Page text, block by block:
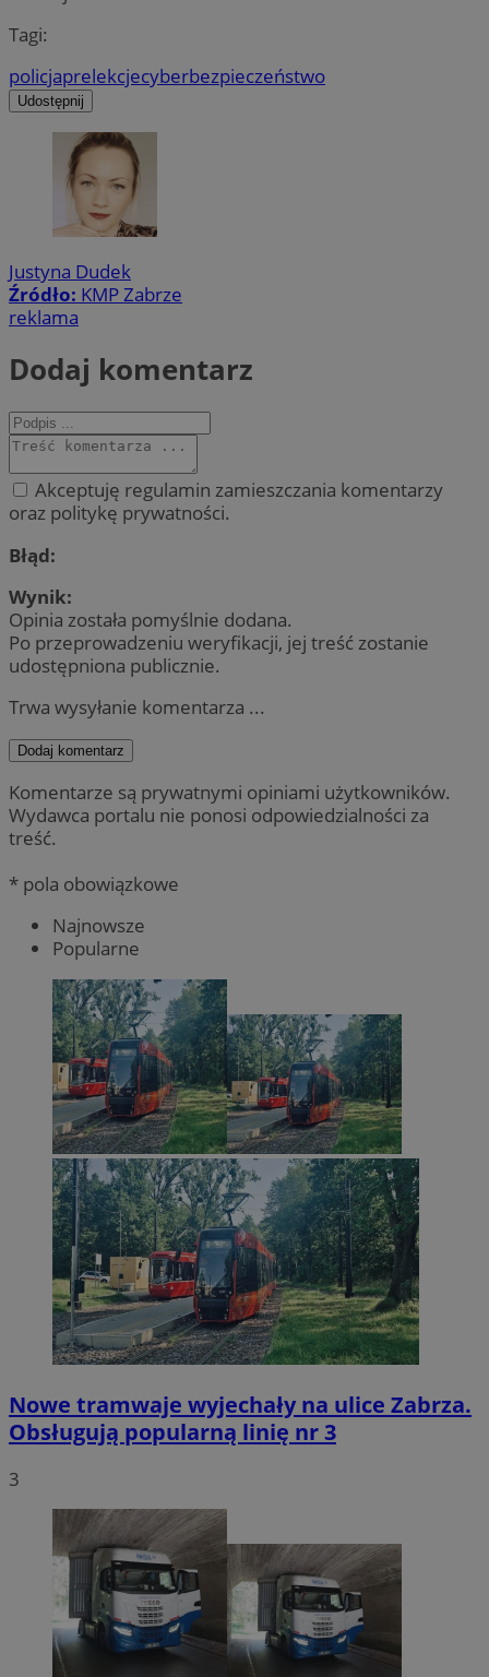
Tagi:
policjaprelekcjecyberbezpieczeństwo
Udostępnij
Justyna Dudek
Źródło: KMP Zabrze
reklama
Dodaj komentarz
Akceptuję regulamin zamieszczania komentarzy
oraz politykę prywatności.
Błąd:
Wynik:
Opinia została pomyślnie dodana.
Po przeprowadzeniu weryfikacji, jej treść zostanie
udostępniona publicznie.
Trwa wysyłanie komentarza ...
Dodaj komentarz
Komentarze są prywatnymi opiniami użytkowników.
Wydawca portalu nie ponosi odpowiedzialności za
treść.
* pola obowiązkowe
Najnowsze
Popularne
Nowe tramwaje wyjechały na ulice Zabrza.
Obsługują popularną linię nr 3
3